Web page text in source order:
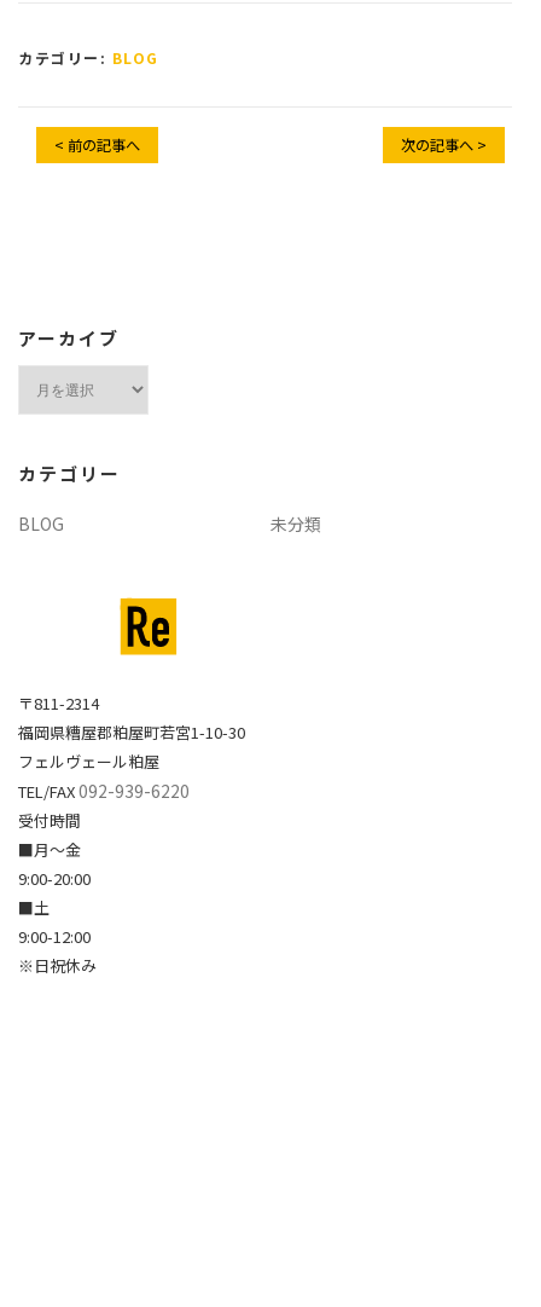
カテゴリー: BLOG
< 前の記事へ 次の記事へ >
アーカイブ
ブ
カテゴリー
BLOG 未分類
〒811-2314
福岡県糟屋郡粕屋町若宮1-10-30
フェルヴェール粕屋
TEL/FAX092-939-6220
受付時間
■月～金
9:00-20:00
■土
9:00-12:00
※日祝休み